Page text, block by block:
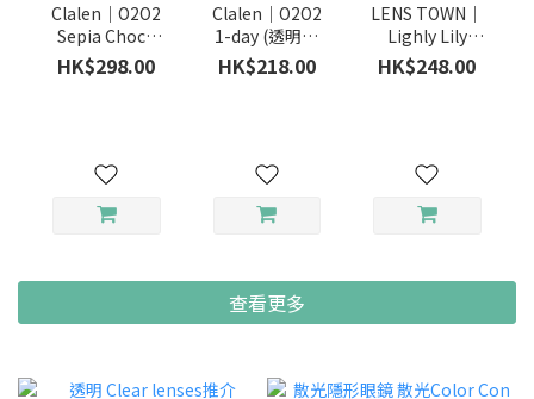
Clalen｜O2O2
Sepia Choco
EX (日拋)
HK$298.00
Clalen｜O2O2
1-day (透明日
拋)
HK$218.00
LENS TOWN｜
Lighly Lily
Pink 百合粉 (日
拋)
HK$248.00
查看更多